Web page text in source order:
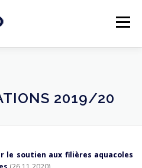
Menu
2019/20
le soutien aux filières aquacoles